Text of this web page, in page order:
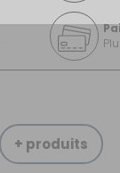
+ produits